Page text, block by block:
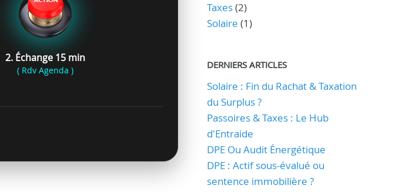
2. Échange 15 min
( Rdv Agenda )
Taxes(2)
Solaire (1)
DERNIERS ARTICLES
Solaire : Fin du Rachat & Taxation
du Surplus ?
Passoires & Taxes : Le Hub
d'Entraide
DPE Ou Audit Énergétique
DPE : Actif sous-évalué ou
sentence immobilière ?